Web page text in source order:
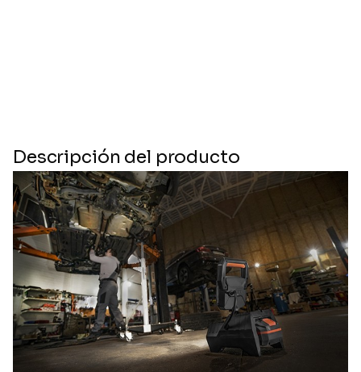
Descripción del producto